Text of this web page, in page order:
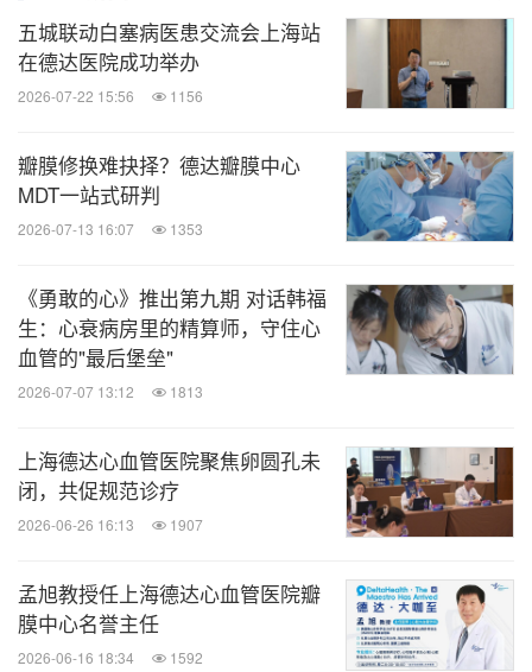
"我们希望成为心血管疾病患者的最后一站。"李欣在
采访的最后这样说道。
这句话里包含着两层含义：一是绝望中的希望，许
多"走投无路"的疑难杂症患者在这里找到了转机；二
有退路，必须努力给出答案。
现在的李欣依然每天坐在那个光线昏暗的房间里。24
心脏为什么会有"城墙垛样改变"。9年前，她带着一连
串的问号，惶恐地加入了一支"梦之队"。但如今，她
不再困惑。因为她知道，屏幕上那颗跳动的心脏背
想要延续的人生。
五城联动白塞病医患交流会上海站
在德达医院成功举办
2026-07-22 15:56 1156
瓣膜修换难抉择？德达瓣膜中心
MDT一站式研判
2026-07-13 16:07 1353
《勇敢的心》推出第九期 对话韩福
生：心衰病房里的精算师，守住心
血管的"最后堡垒"
2026-07-07 13:12 1813
上海德达心血管医院聚焦卵圆孔未
闭，共促规范诊疗
2026-06-26 16:13 1907
孟旭教授任上海德达心血管医院瓣
膜中心名誉主任
2026-06-16 18:34 1592